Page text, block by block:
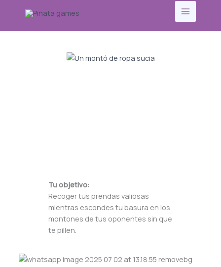
Tu objetivo:
Recoger tus prendas valiosas
mientras escondes tu basura en los
montones de tus oponentes sin que
te pillen.